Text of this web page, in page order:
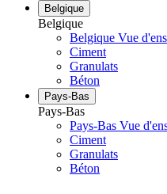
Belgique
Belgique
Belgique Vue
Ciment
Granulats
Béton
Pays-Bas
Pays-Bas
Pays-Bas Vue
Ciment
Granulats
Béton